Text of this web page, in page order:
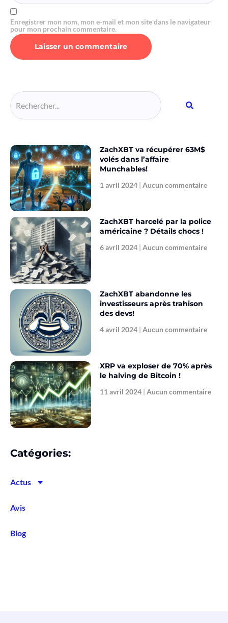
Enregistrer mon nom, mon e-mail et mon site dans le navigateur
pour mon prochain commentaire.
ZachXBT va récupérer 63M$
volés dans l’affaire
Munchables!
1 avril 2024 Aucun commentaire
ZachXBT harcelé par la police
américaine ? Détails chocs !
6 avril 2024 Aucun commentaire
ZachXBT abandonne les
investisseurs après trahison
des devs!
4 avril 2024 Aucun commentaire
XRP va exploser de 70% après
le halving de Bitcoin !
11 avril 2024 Aucun commentaire
Catégories:
Actus
Avis
Blog